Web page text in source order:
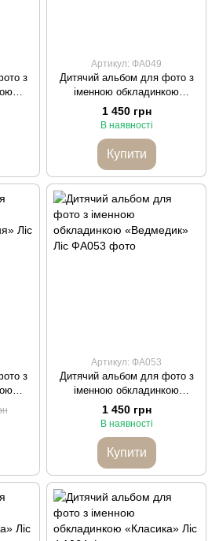
з
Артикул: ФА049
Дитячий альбом для фото з
іменною обкладинкою
«Класика» Солодкі мрії
1 450 грн
В наявності
Купити
з
Артикул: ФА053
Дитячий альбом для фото з
іменною обкладинкою
«Ведмедик» Ліс
1 450 грн
В наявності
Купити